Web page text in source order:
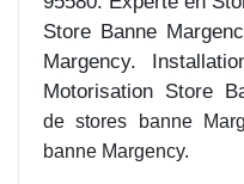
Store Banne
Margency.
Motorisation Store
de stores banne
banne Margency.